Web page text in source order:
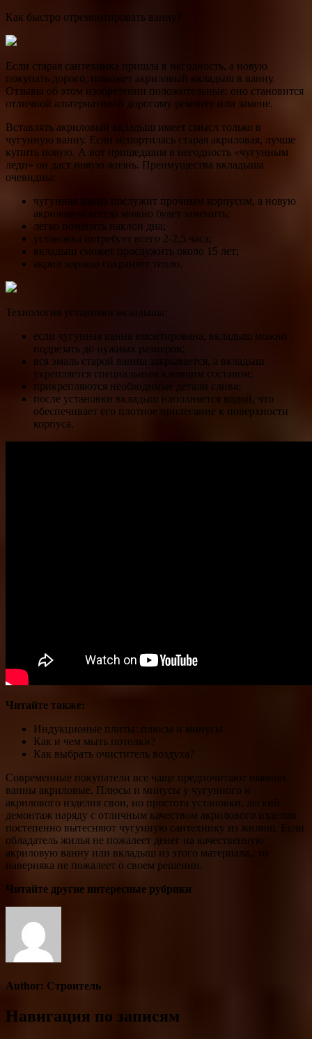
Как быстро отремонтировать ванну?
Если старая сантехника пришла в негодность, а новую
покупать дорого, поможет акриловый вкладыш в ванну.
Отзывы об этом изобретении положительные: оно становится
отличной альтернативой дорогому ремонту или замене.
Вставлять акриловый вкладыш имеет смысл только в
чугунную ванну. Если испортилась старая акриловая, лучше
купить новую. А вот пришедшим в негодность «чугунным
леди» он даст новую жизнь. Преимущества вкладыша
очевидны:
чугунная ванна послужит прочным корпусом, а новую
акриловую всегда можно будет заменить;
легко поменять наклон дна;
установка потребует всего 2-2,5 часа;
вкладыш сможет прослужить около 15 лет;
акрил хорошо сохраняет тепло.
Технология установки вкладыша:
если чугунная ванна вмонтирована, вкладыш можно
подрезать до нужных размеров;
вся эмаль старой ванны закрывается, а вкладыш
укрепляется специальным клеящим составом;
прикрепляются необходимые детали слива;
после установки вкладыш наполняется водой, что
обеспечивает его плотное прилегание к поверхности
корпуса.
Читайте также:
Индукционые плиты: плюсы и минусы
Как и чем мыть потолки?
Как выбрать очиститель воздуха?
Современные покупатели все чаще предпочитают именно
ванны акриловые. Плюсы и минусы у чугунного и
акрилового изделия свои, но простота установки, легкий
демонтаж наряду с отличным качеством акрилового изделия
постепенно вытесняют чугунную сантехнику из жилищ. Если
обладатель жилья не пожалеет денег на качественную
акриловую ванну или вкладыш из этого материала,, то
наверняка не пожалеет о своем решении.
Читайте другие интересные рубрики
Author: Строитель
Навигация по записям